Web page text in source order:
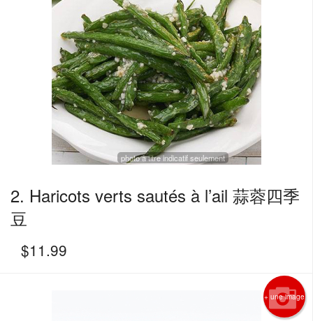
photo à titre indicatif seulement
2. Haricots verts sautés à l’ail 蒜蓉四季
豆
$11.99
+ une image